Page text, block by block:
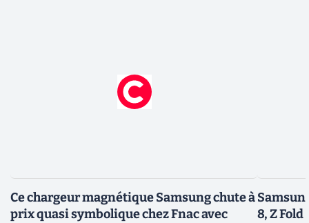
Ce chargeur magnétique Samsung chute à
prix quasi symbolique chez Fnac avec
8, Z Fold